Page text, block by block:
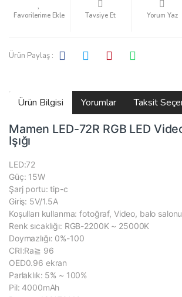
Tavsiye Et Yorum Yaz
Ürün Paylaş :
Ürün Bilgisi Yorumlar Taksit
Mamen LED-72R RGB LED
Işığı
LED:72
Güç: 15W
Şarj portu: tip-c
Giriş: 5V/1.5A
Koşulları kullanma: fotoğraf, Video, balo
Renk sıcaklığı: RGB-2200K ~ 25000K
Doymazlığı: 0%-100
CRI:Ra≧ 96
OED0.96 ekran
Parlaklık: 5% ~ 100%
Pil: 4000mAh